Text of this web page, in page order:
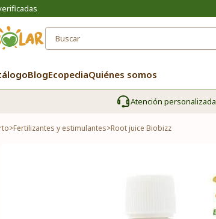
BlogEcopediaQuiénes somos
Atención personalizada
>Fertilizantes y estimulantes>Root juice Biobizz